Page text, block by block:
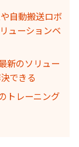
自動搬送ロボ
ューションベ
新のソリュー
できる
トレーニング